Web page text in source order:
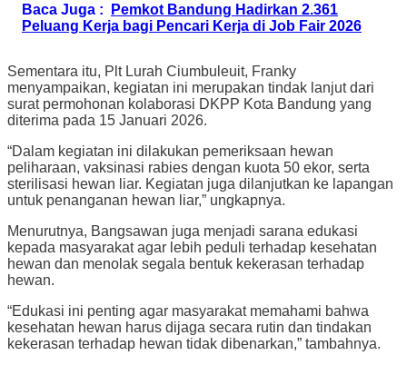
Baca Juga :
Pemkot Bandung Hadirkan 2.361
Peluang Kerja bagi Pencari Kerja di Job Fair 2026
Sementara itu, Plt Lurah Ciumbuleuit, Franky
menyampaikan, kegiatan ini merupakan tindak lanjut dari
surat permohonan kolaborasi DKPP Kota Bandung yang
diterima pada 15 Januari 2026.
“Dalam kegiatan ini dilakukan pemeriksaan hewan
peliharaan, vaksinasi rabies dengan kuota 50 ekor, serta
sterilisasi hewan liar. Kegiatan juga dilanjutkan ke lapangan
untuk penanganan hewan liar,” ungkapnya.
Menurutnya, Bangsawan juga menjadi sarana edukasi
kepada masyarakat agar lebih peduli terhadap kesehatan
hewan dan menolak segala bentuk kekerasan terhadap
hewan.
“Edukasi ini penting agar masyarakat memahami bahwa
kesehatan hewan harus dijaga secara rutin dan tindakan
kekerasan terhadap hewan tidak dibenarkan,” tambahnya.